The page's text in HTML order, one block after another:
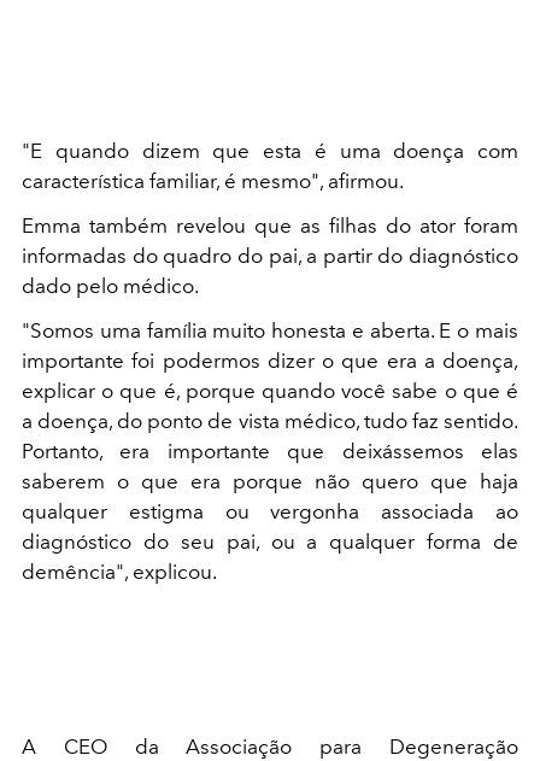
"E quando dizem que esta é uma doença com
característica familiar, é mesmo", afirmou.
Emma também revelou que as filhas do ator foram
informadas do quadro do pai, a partir do diagnóstico
dado pelo médico.
"Somos uma família muito honesta e aberta. E o mais
importante foi podermos dizer o que era a doença,
explicar o que é, porque quando você sabe o que é
a doença, do ponto de vista médico, tudo faz sentido.
Portanto, era importante que deixássemos elas
saberem o que era porque não quero que haja
qualquer estigma ou vergonha associada ao
diagnóstico do seu pai, ou a qualquer forma de
demência", explicou.
A CEO da Associação para Degeneração